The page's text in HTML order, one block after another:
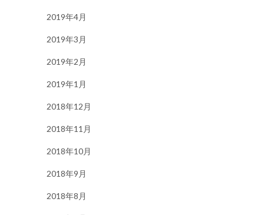
2019年4月
2019年3月
2019年2月
2019年1月
2018年12月
2018年11月
2018年10月
2018年9月
2018年8月